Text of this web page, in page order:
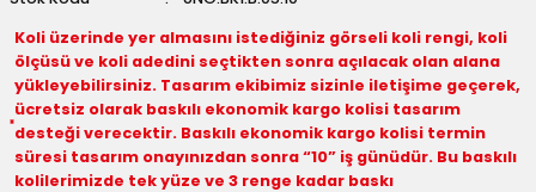
Kutuları
Koli üzerinde yer almasını istediğiniz görseli koli rengi, koli
ölçüsü ve koli adedini seçtikten sonra açılacak olan alana
yükleyebilirsiniz. Tasarım ekibimiz sizinle iletişime geçerek,
ücretsiz olarak baskılı ekonomik kargo kolisi tasarım
desteği verecektir. Baskılı ekonomik kargo kolisi termin
süresi tasarım onayınızdan sonra “10” iş günüdür. Bu baskılı
kolilerimizde tek yüze ve 3 renge kadar baskı